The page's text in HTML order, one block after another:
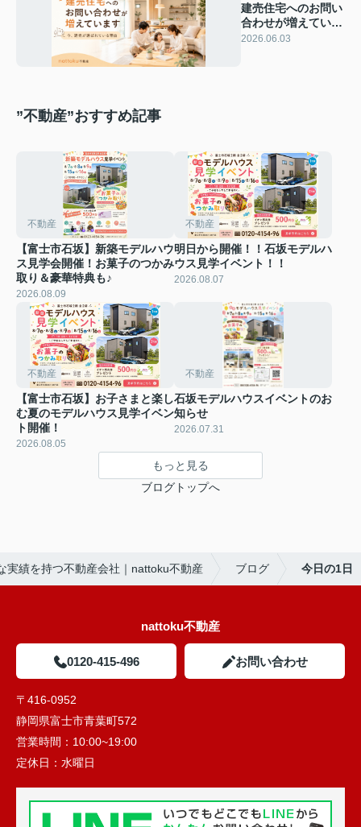
建売住宅へのお問い
合わせが増えていま
す｜今、建売が選ば
2026.06.03
”不動産”おすすめ記事
不動産
【富士市石坂】新築モデルハウ
ス見学会開催！お菓子のつかみ
取り＆豪華特典も♪
2026.08.09
不動産
明日から開催！！石坂モデルハ
ウス見学イベント！！
2026.08.07
不動産
【富士市石坂】お子さまと楽し
む夏のモデルハウス見学イベン
ト開催！
2026.08.05
不動産
石坂モデルハウスイベントのお
知らせ
2026.07.31
もっと見る
ブログトップへ
実績を持つ不動産会社｜nattoku不動産 ブログ 今日の1日
nattoku不動産
0120-415-496 お問い合わせ
〒416-0952
静岡県富士市青葉町572
営業時間： 10:00~19:00
定休日： 水曜日